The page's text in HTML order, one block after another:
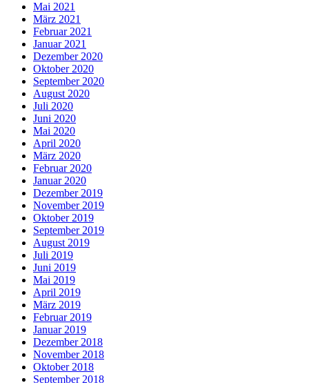
Mai 2021
März 2021
Februar 2021
Januar 2021
Dezember 2020
Oktober 2020
September 2020
August 2020
Juli 2020
Juni 2020
Mai 2020
April 2020
März 2020
Februar 2020
Januar 2020
Dezember 2019
November 2019
Oktober 2019
September 2019
August 2019
Juli 2019
Juni 2019
Mai 2019
April 2019
März 2019
Februar 2019
Januar 2019
Dezember 2018
November 2018
Oktober 2018
September 2018